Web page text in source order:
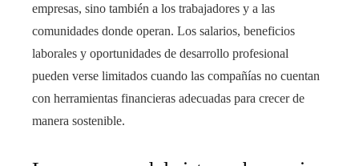
empresas, sino también a los trabajadores y a las
comunidades donde operan. Los salarios, beneficios
laborales y oportunidades de desarrollo profesional
pueden verse limitados cuando las compañías no cuentan
con herramientas financieras adecuadas para crecer de
manera sostenible.